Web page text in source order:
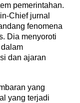
pemerintahan.
Chief jurnal
fenomena
Dia menyoroti
dan ajaran
yang
yang terjadi